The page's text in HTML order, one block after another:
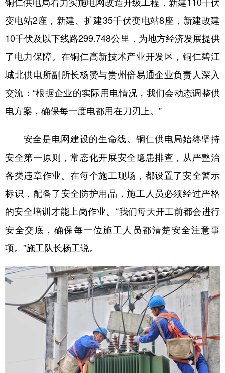
变电站2座，新建、扩建35千伏变电站8座，新建改建
10千伏及以下线路299.748公里，为地方经济发展提供
了电力保障。在铜仁高新技术产业开发区，铜仁碧江
城北供电所副所长杨赞与贵州倍易通企业负责人深入
交流：“根据企业的实际用电情况，我们会动态调整供
电方案，确保每一度电都用在刀刃上。”
安全是电网建设的生命线。铜仁供电局始终坚持
安全第一原则，常态化开展安全隐患排查，从严整治
各类违章作业。在每个施工现场，都设置了安全警示
标识，配备了安全防护用品，施工人员必须经过严格
的安全培训才能上岗作业。“我们每天开工前都会进行
安全交底，确保每一位施工人员都清楚安全注意事
项。”施工队长杨工说。